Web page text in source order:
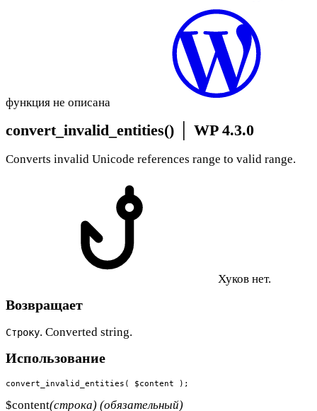
функция не описана
convert_invalid_entities() WP 4.3.0
Converts invalid Unicode references range to valid range.
Хуков нет.
Возвращает
Строку. Converted string.
Использование
convert_invalid_entities( $content );
$content(строка) (обязательный)